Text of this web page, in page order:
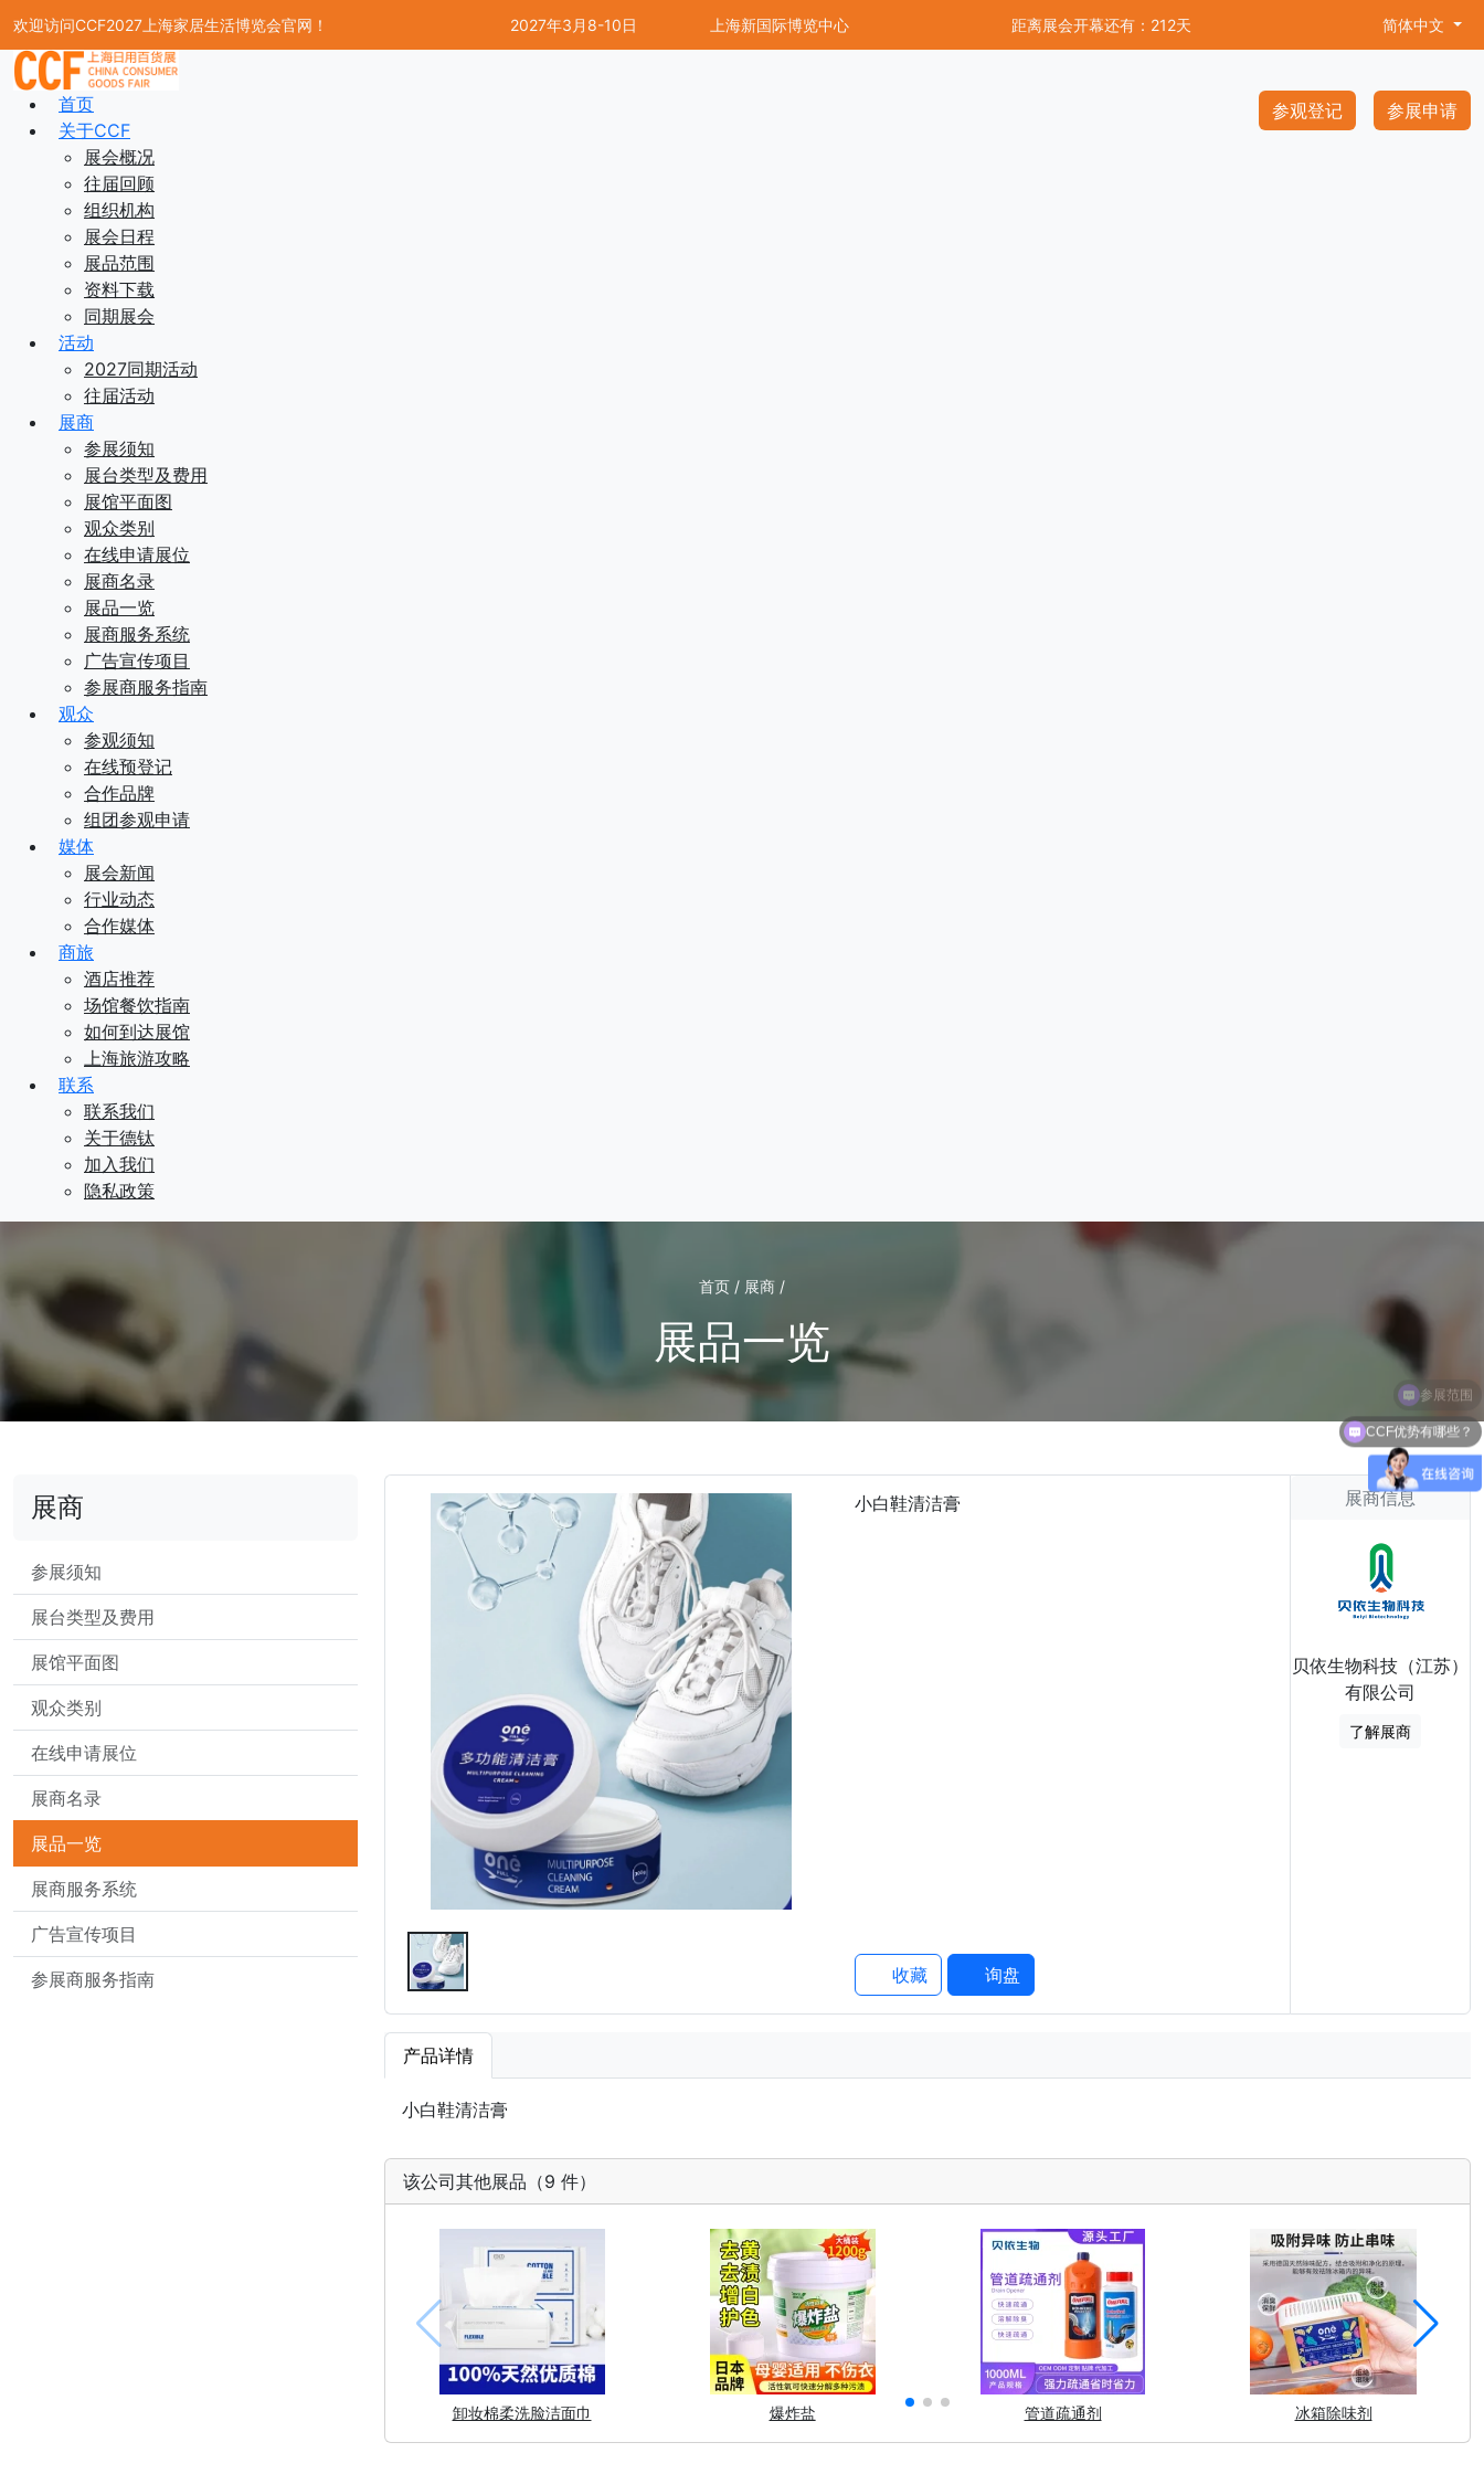
欢迎访问CCF2027上海家居生活博览会官网！ 2027年3月8-10日 上海新国际博览中心 距离展会开幕还有：212天 简体中文
参观登记 参展申请
首页
关于CCF
展会概况
往届回顾
组织机构
展会日程
展品范围
资料下载
同期展会
活动
2027同期活动
往届活动
展商
参展须知
展台类型及费用
展馆平面图
观众类别
在线申请展位
展商名录
展品一览
展商服务系统
广告宣传项目
参展商服务指南
观众
参观须知
在线预登记
合作品牌
组团参观申请
媒体
展会新闻
行业动态
合作媒体
商旅
酒店推荐
场馆餐饮指南
如何到达展馆
上海旅游攻略
联系
联系我们
关于德钛
加入我们
隐私政策
首页 / 展商 /
展品一览
展商
参展须知
展台类型及费用
展馆平面图
观众类别
在线申请展位
展商名录
展品一览
展商服务系统
广告宣传项目
参展商服务指南
小白鞋清洁膏
收藏 询盘
展商信息
贝依生物科技（江苏）
有限公司
了解展商
产品详情
小白鞋清洁膏
该公司其他展品（9 件）
卸妆棉柔洗脸洁面巾 爆炸盐 管道疏通剂 冰箱除味剂
CCF优势有哪些？